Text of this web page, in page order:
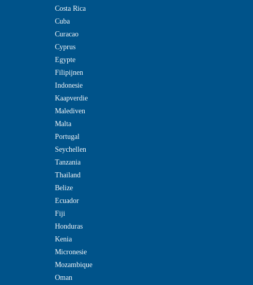
Costa Rica
Cuba
Curacao
Cyprus
Egypte
Filipijnen
Indonesie
Kaapverdie
Malediven
Malta
Portugal
Seychellen
Tanzania
Thailand
Belize
Ecuador
Fiji
Honduras
Kenia
Micronesie
Mozambique
Oman